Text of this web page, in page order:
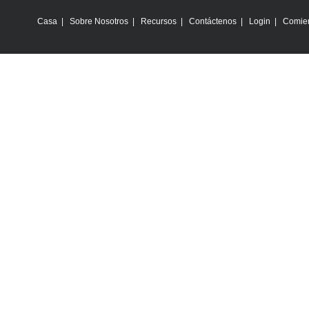
Casa| Sobre Nosotros| Recursos| Contáctenos| Login